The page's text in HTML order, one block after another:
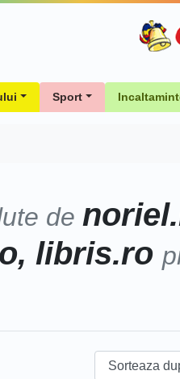
Sport
de
libris.ro